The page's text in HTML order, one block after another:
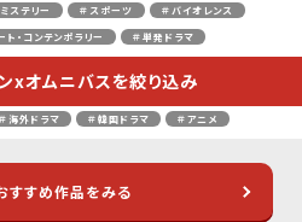
ステリー ＃スポーツ
＃バイオレンス
ト・コンテンポラリー ＃単発ドラマ
xオムニバスを絞り込み
＃海外ドラマ ＃韓国ドラマ ＃アニメ
すすめ作品をみる